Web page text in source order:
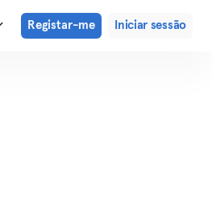
Registar-me Iniciar sessão